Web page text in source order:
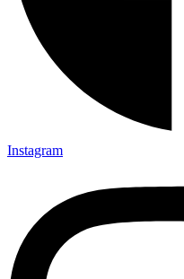
Instagram